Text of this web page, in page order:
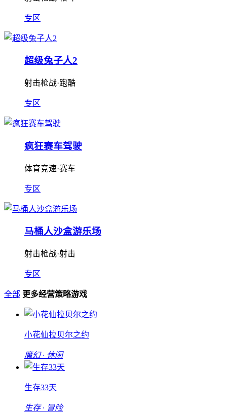
专区
超级兔子人2
射击枪战·跑酷
专区
疯狂赛车驾驶
体育竞速·赛车
专区
马桶人沙盒游乐场
射击枪战·射击
专区
全部 更多经营策略游戏
小花仙拉贝尔之约
魔幻 · 休闲
生存33天
生存 · 冒险